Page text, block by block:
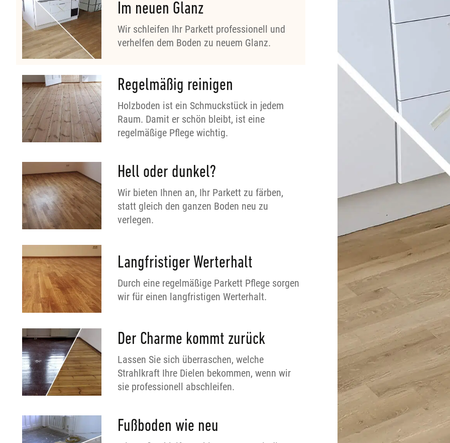
Im neuen Glanz
Wir schleifen Ihr Parkett professionell und
verhelfen dem Boden zu neuem Glanz.
Regelmäßig reinigen
Holzboden ist ein Schmuckstück in jedem
Raum. Damit er schön bleibt, ist eine
regelmäßige Pflege wichtig.
Hell oder dunkel?
Wir bieten Ihnen an, Ihr Parkett zu färben,
statt gleich den ganzen Boden neu zu
verlegen.
Langfristiger Werterhalt
Durch eine regelmäßige Parkett Pflege sorgen
wir für einen langfristigen Werterhalt.
Der Charme kommt zurück
Lassen Sie sich überraschen, welche
Strahlkraft Ihre Dielen bekommen, wenn wir
sie professionell abschleifen.
Fußboden wie neu